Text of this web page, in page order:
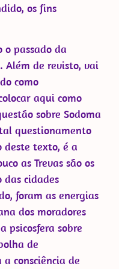
os fins
o passado da
Além de revisto, vai
como
aqui como
sobre Sodoma
questionamento
deste texto, é a
as Trevas são os
das cidades
foram as energias
dos moradores
psicosfera sobre
de
consciência de